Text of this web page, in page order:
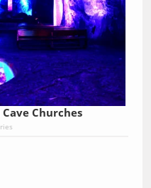
Churches